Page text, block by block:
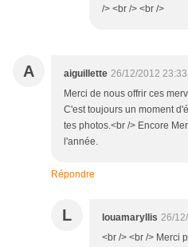
/> <br /> <br />
A aiguillette 26/12/2012 23:33
Merci de nous offrir ces
C'est toujours un moment
tes photos.<br /> Encore
l'année.
Répondre
L louamaryllis 26/
<br /> <br /> Merci